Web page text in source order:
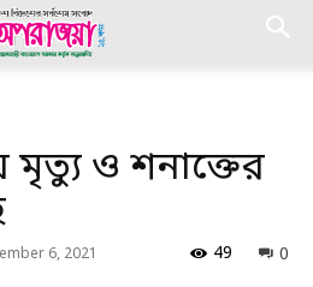
মৃত্যু ও শনাক্তের
6, 2021 0
49